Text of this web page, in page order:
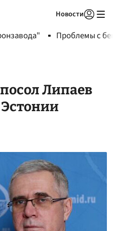
Новости
Проблемы с
Липаев
Эстонии